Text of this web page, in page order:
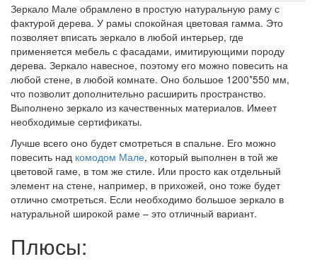
Зеркало Мале обрамлено в простую натуральную раму с
фактурой дерева. У рамы спокойная цветовая гамма. Это
позволяет вписать зеркало в любой интерьер, где
применяется мебель с фасадами, имитирующими породу
дерева. Зеркало навесное, поэтому его можно повесить на
любой стене, в любой комнате. Оно большое 1200*550 мм,
что позволит дополнительно расширить пространство.
Выполнено зеркало из качественных материалов. Имеет
необходимые сертификаты.
Лучше всего оно будет смотреться в спальне. Его можно
повесить над комодом Мале, который выполнен в той же
цветовой гаме, в том же стиле. Или просто как отдельный
элемент на стене, например, в прихожей, оно тоже будет
отлично смотреться. Если необходимо большое зеркало в
натуральной широкой раме – это отличный вариант.
Плюсы: